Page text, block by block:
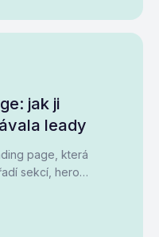
jak ji
leady
page, která
sekcí, hero